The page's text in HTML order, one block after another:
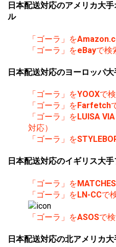
日本配送対応のアメリカ大
ル
「ゴーラ」を
「ゴーラ」をeBayで検
日本配送対応のヨーロッパ
「ゴーラ」をYOOXで
「ゴーラ」をFarfetch
「ゴーラ」をLUISA
対応）
「ゴーラ」を
日本配送対応のイギリス大
「ゴーラ」を
「ゴーラ」をLN-CCで
「ゴーラ」をASOSで
日本配送対応の北アメリカ